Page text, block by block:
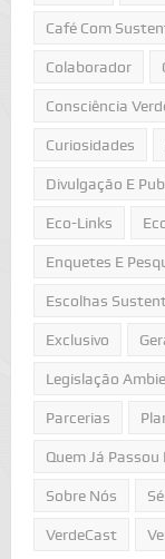
Café Com
Colaborador
Consciência
Curiosidades
Divulgação E
Eco-Links
Enquetes E
Escolhas
Exclusivo
Legislação
Parcerias
Quem Já Passou
Sobre Nós
VerdeCast